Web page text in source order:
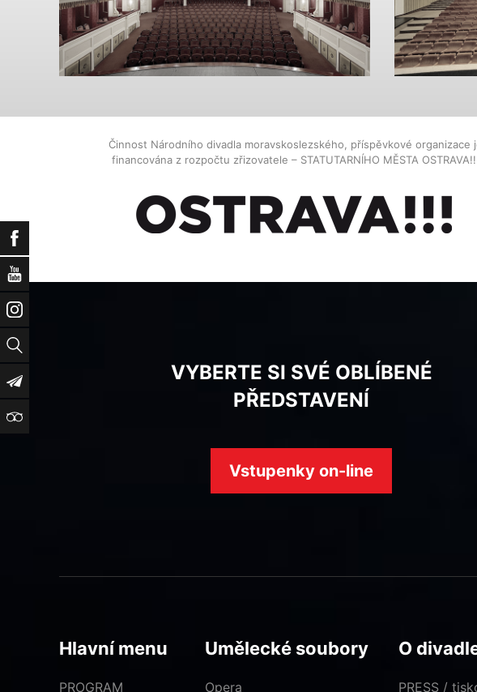
Facebook
YouTube
Instagram
Vyhledat
Newsletter
TripAdvisor
Činnost Národního divadla moravskoslezského, příspěvkové organizace
financována z rozpočtu zřizovatele – STATUTARNÍHO MĚSTA
VYBERTE SI SVÉ OBLÍBENÉ
PŘEDSTAVENÍ
Vstupenky on-line
Hlavní menu
PROGRAM
Umělecké soubory
Opera
O
PRESS /